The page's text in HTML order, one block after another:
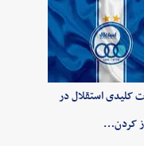
کلیدی استقلال در
کردن…